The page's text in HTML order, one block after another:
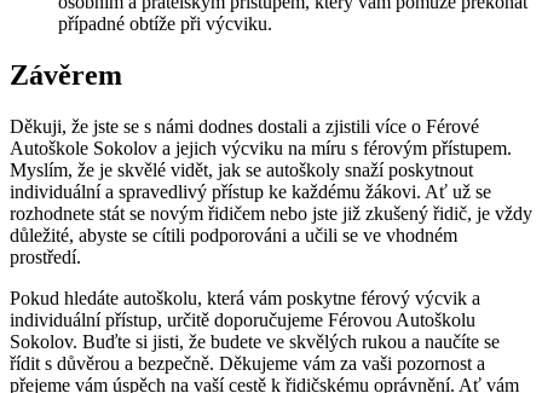
případné obtíže při výcviku.
Závěrem
Děkuji, že jste se s námi dodnes dostali a zjistili více o Férové
Autoškole Sokolov a jejich výcviku na míru s férovým přístupem.
Myslím, že je skvělé vidět, jak se autoškoly snaží poskytnout
individuální a spravedlivý přístup ke každému žákovi. Ať už se
rozhodnete stát se novým řidičem nebo jste již zkušený řidič, je vždy
důležité, abyste se cítili podporováni a učili se ve vhodném
prostředí.
Pokud hledáte autoškolu, která vám poskytne férový výcvik a
individuální přístup, určitě doporučujeme Férovou Autoškolu
Sokolov. Buďte si jisti, že budete ve skvělých rukou a naučíte se
řídit s důvěrou a bezpečně. Děkujeme vám za vaši pozornost a
přejeme vám úspěch na vaší cestě k řidičskému oprávnění. Ať vám